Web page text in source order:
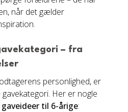
når det gælder
– fra
personlighed, er
Her er nogle
gaveideer til 6-årige: